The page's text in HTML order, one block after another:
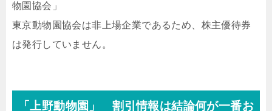
物園協会」
東京動物園協会は非上場企業であるため、株主優待券
は発行していません。
「上野動物園」 割引情報は結論何が一番お